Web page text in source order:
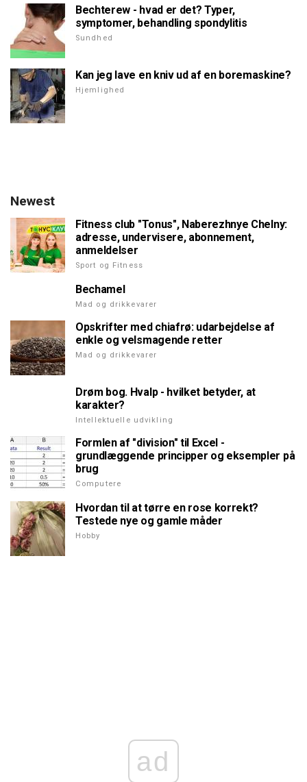
Bechterew - hvad er det? Typer,
symptomer, behandling spondylitis
Sundhed
Kan jeg lave en kniv ud af en boremaskine?
Hjemlighed
Newest
Fitness club "Tonus", Naberezhnye Chelny:
adresse, undervisere, abonnement,
anmeldelser
Sport og Fitness
Bechamel
Mad og drikkevarer
Opskrifter med chiafrø: udarbejdelse af
enkle og velsmagende retter
Mad og drikkevarer
Drøm bog. Hvalp - hvilket betyder, at
karakter?
Intellektuelle udvikling
Formlen af "division" til Excel -
grundlæggende principper og eksempler på
brug
Computere
Hvordan til at tørre en rose korrekt?
Testede nye og gamle måder
Hobby
ad